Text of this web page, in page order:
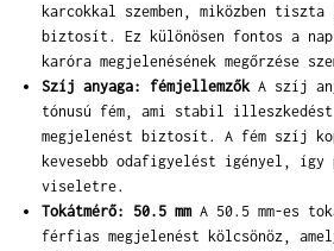
karcokkal szemben, miközben tiszta
biztosít. Ez különösen fontos a
karóra megjelenésének megőrzése
Szíj anyaga: fémjellemzőkA szíj
tónusú fém, ami stabil
megjelenést biztosít. A fém szíj
kevesebb odafigyelést igényel, így
viseletre.
Tokátmérő: 50.5 mmA 50.5 mm-es
férfias megjelenést kölcsönöz,